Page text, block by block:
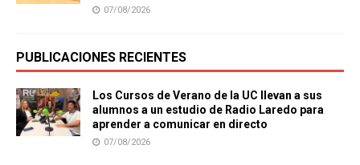
07/08/2026
PUBLICACIONES RECIENTES
Los Cursos de Verano de la UC llevan a sus
alumnos a un estudio de Radio Laredo para
aprender a comunicar en directo
07/08/2026